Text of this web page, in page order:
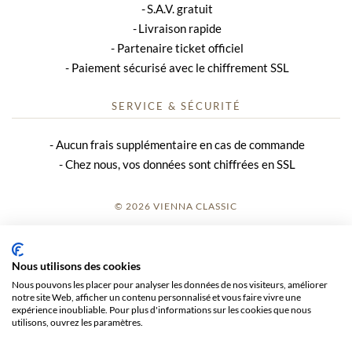
S.A.V. gratuit
Livraison rapide
Partenaire ticket officiel
Paiement sécurisé avec le chiffrement SSL
SERVICE & SÉCURITÉ
Aucun frais supplémentaire en cas de commande
Chez nous, vos données sont chiffrées en SSL
© 2026 VIENNA CLASSIC
CGV
Nous utilisons des cookies
Nous pouvons les placer pour analyser les données de nos visiteurs, améliorer
notre site Web, afficher un contenu personnalisé et vous faire vivre une
expérience inoubliable. Pour plus d'informations sur les cookies que nous
utilisons, ouvrez les paramètres.